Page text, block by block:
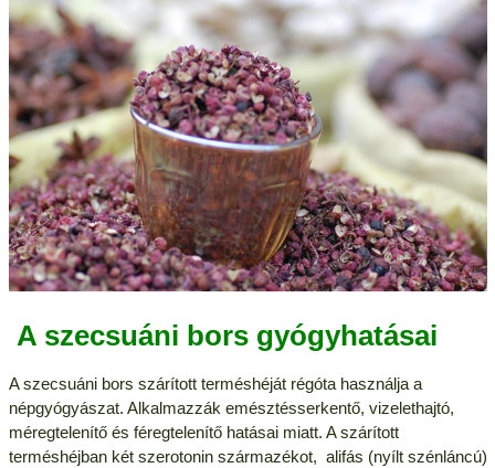
A szecsuáni bors gyógyhatásai
A szecsuáni bors szárított terméshéját régóta használja a
népgyógyászat. Alkalmazzák emésztésserkentő, vizelethajtó,
méregtelenítő és féregtelenítő hatásai miatt. A szárított
terméshéjban két szerotonin származékot, alifás (nyílt szénláncú)